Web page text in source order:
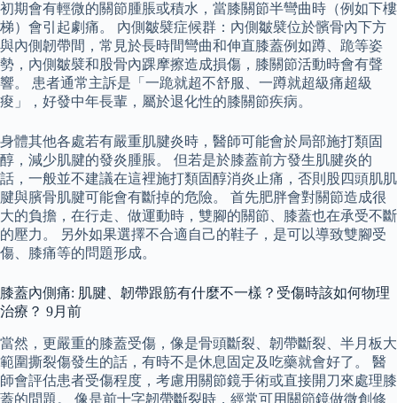
初期會有輕微的關節腫脹或積水，當膝關節半彎曲時（例如下樓
梯）會引起劇痛。 內側皺襞症候群：內側皺襞位於髕骨內下方
與內側韌帶間，常見於長時間彎曲和伸直膝蓋例如蹲、跪等姿
勢，內側皺襞和股骨內踝摩擦造成損傷，膝關節活動時會有聲
響。 患者通常主訴是「一跪就超不舒服、一蹲就超級痛超級
痠」，好發中年長輩，屬於退化性的膝關節疾病。
身體其他各處若有嚴重肌腱炎時，醫師可能會於局部施打類固
醇，減少肌腱的發炎腫脹。 但若是於膝蓋前方發生肌腱炎的
話，一般並不建議在這裡施打類固醇消炎止痛，否則股四頭肌肌
腱與臏骨肌腱可能會有斷掉的危險。 首先肥胖會對關節造成很
大的負擔，在行走、做運動時，雙腳的關節、膝蓋也在承受不斷
的壓力。 另外如果選擇不合適自己的鞋子，是可以導致雙腳受
傷、膝痛等的問題形成。
膝蓋內側痛: 肌腱、韌帶跟筋有什麼不一樣？受傷時該如何物理
治療？ 9月前
當然，更嚴重的膝蓋受傷，像是骨頭斷裂、韌帶斷裂、半月板大
範圍撕裂傷發生的話，有時不是休息固定及吃藥就會好了。 醫
師會評估患者受傷程度，考慮用關節鏡手術或直接開刀來處理膝
蓋的問題。 像是前十字韌帶斷裂時，經常可用關節鏡做微創修